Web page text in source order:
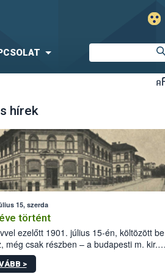
hírek
15, szerda
történt
ezelőtt 1901. július 15-én, költözött be
még csak részben – a budapesti m. kir.
állomás a Kis Rókus utca
alatti, Czigler Győző által tervezett új
>